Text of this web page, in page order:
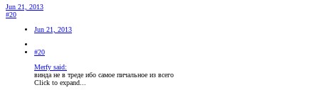
Jun 21, 2013
#20
Jun 21, 2013
#20
Merfy said:
винда не в треде ибо самое пичальное из всего
Click to expand...